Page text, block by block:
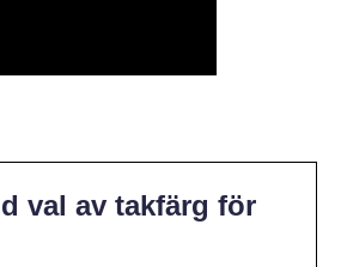
val av takfärg för